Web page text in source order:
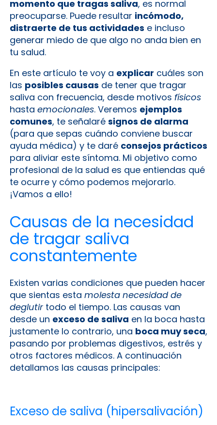
momento que tragas saliva, es normal
preocuparse. Puede resultar incómodo,
distraerte de tus actividades e incluso
generar miedo de que algo no anda bien en
tu salud.
En este artículo te voy a explicar cuáles son
las posibles causas de tener que tragar
saliva con frecuencia, desde motivos físicos
hasta emocionales. Veremos ejemplos
comunes, te señalaré signos de alarma
(para que sepas cuándo conviene buscar
ayuda médica) y te daré consejos prácticos
para aliviar este síntoma. Mi objetivo como
profesional de la salud es que entiendas qué
te ocurre y cómo podemos mejorarlo.
¡Vamos a ello!
Causas de la necesidad
de tragar saliva
constantemente
Existen varias condiciones que pueden hacer
que sientas esta molesta necesidad de
deglutir todo el tiempo. Las causas van
desde un exceso de saliva en la boca hasta
justamente lo contrario, una boca muy seca,
pasando por problemas digestivos, estrés y
otros factores médicos. A continuación
detallamos las causas principales:
Exceso de saliva (hipersalivación)